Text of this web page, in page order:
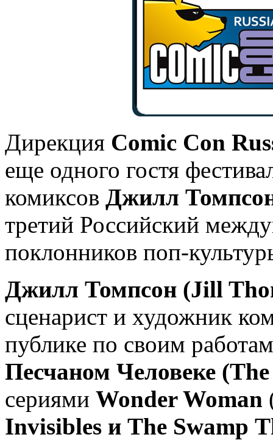
Дирекция Comic Con
еще одного гостя
комиксов Джилл
третий Российский
поклонников поп-
Джилл Томпсон (Jill
сценарист и художник
публике по своим
Песчаном Человеке (The
сериями Wonder Woman
Invisibles и The Swamp